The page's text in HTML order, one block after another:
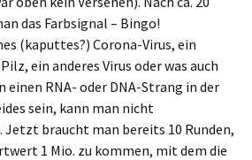
das Farbsignal – Bingo!
(kaputtes?) Corona-Virus, ein
ein anderes Virus oder was auch
einen RNA- oder DNA-Strang in der
sein, kann man nicht
Jetzt braucht man bereits 10 Runden,
1 Mio. zu kommen, mit dem die